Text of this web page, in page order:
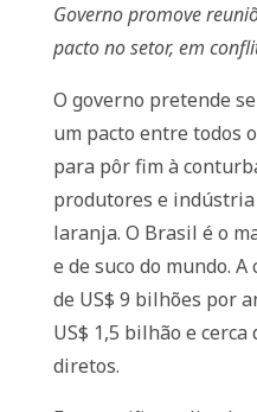
Governo promove
pacto no setor, em
O governo pretende
um pacto entre todos
para pôr fim à
produtores e indústria
laranja. O Brasil é o
e de suco do mundo.
de US$ 9 bilhões por
US$ 1,5 bilhão e
diretos.